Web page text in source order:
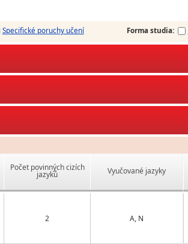
Specifické poruchy učení Forma studia:
Počet povinných cizích
jazyků Vyučované jazyky
2 A, N